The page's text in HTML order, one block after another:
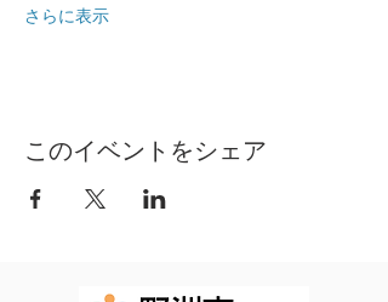
さらに表示
このイベントをシェア